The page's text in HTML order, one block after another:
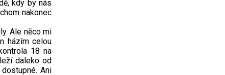
kdy by nás
nakonec
Ale něco mi
házím celou
18 na
daleko od
Ani